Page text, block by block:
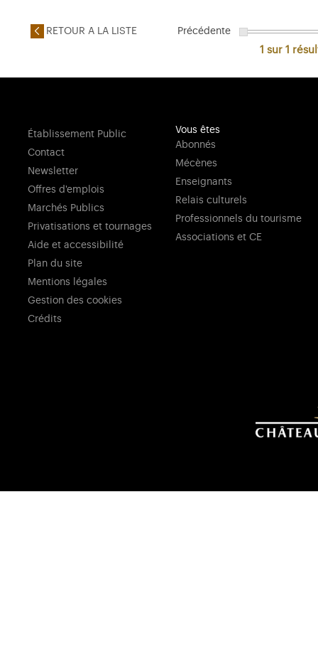
RETOUR A LA LISTE Précédente
1 sur 1
Établissement Public
Contact
Newsletter
Offres d'emplois
Marchés Publics
Privatisations et tournages
Aide et accessibilité
Plan du site
Mentions légales
Gestion des cookies
Crédits
Vous êtes
Abonnés
Mécènes
Enseignants
Relais culturels
Professionnels du tourisme
Associations et CE